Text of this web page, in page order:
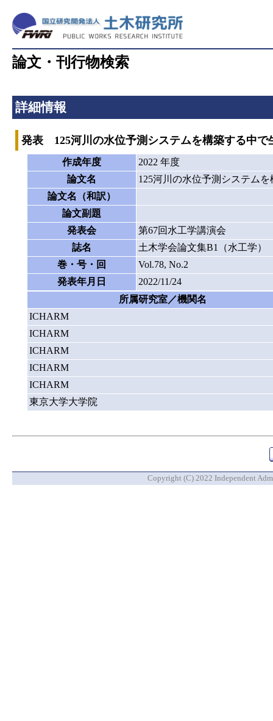
論文・刊行物検索
詳細情報
発表 125河川の水位予測システムを構築する中で
作成年度
2022 年度
論文名
125河川の水位予測システム
論文名（和訳）
論文副題
発表会
第67回水工学講演会
誌名
土木学会論文集B1（水工学）
巻・号・回
Vol.78, No.2
発表年月日
2022/11/24
所属研究室／機関名
ICHARM
ICHARM
ICHARM
ICHARM
ICHARM
東京大学大学院
Copyright (C) 2022 Independent